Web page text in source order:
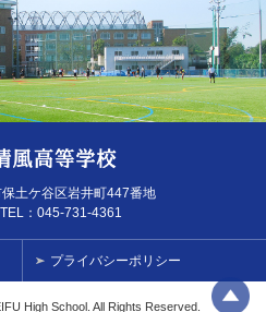
土ケ谷区岩井町447番地
： 045-731-4361
プライバシーポリシー
High School. All Rights Reserved.